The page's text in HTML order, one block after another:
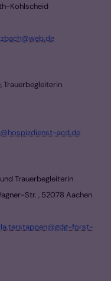
Kohlscheid
Trauerbegleiterin
acd.de
Trauerbegleiterin
Str. , 52078 Aachen
forst-